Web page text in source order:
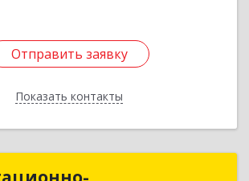
Отправить заявку
Показать контакты
Отправить заявку
Назад